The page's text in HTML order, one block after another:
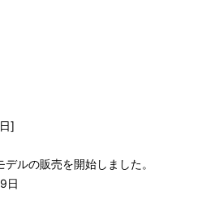
]
ルの販売を開始しました。
日